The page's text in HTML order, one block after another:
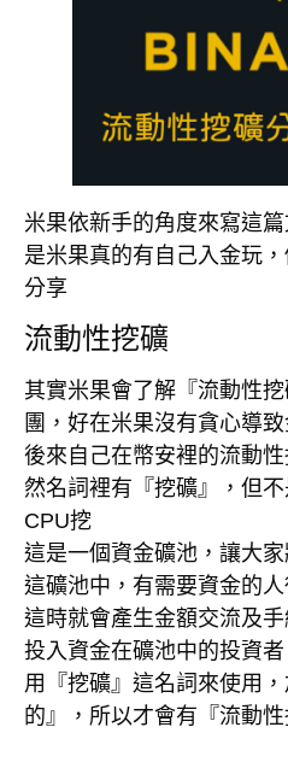
米果依新手的角度來寫這
是米果真的有自己入金玩
分享
流動性挖礦
其實米果會了解『流動性
團，好在米果沒有貪心導
後來自己在幣安裡的流動
然名詞裡有『挖礦』，但
CPU挖
這是一個資金礦池，讓大
這礦池中，有需要資金的
這時就會產生金額交流及
投入資金在礦池中的投資者
用『挖礦』這名詞來使用
的』，所以才會有『流動性